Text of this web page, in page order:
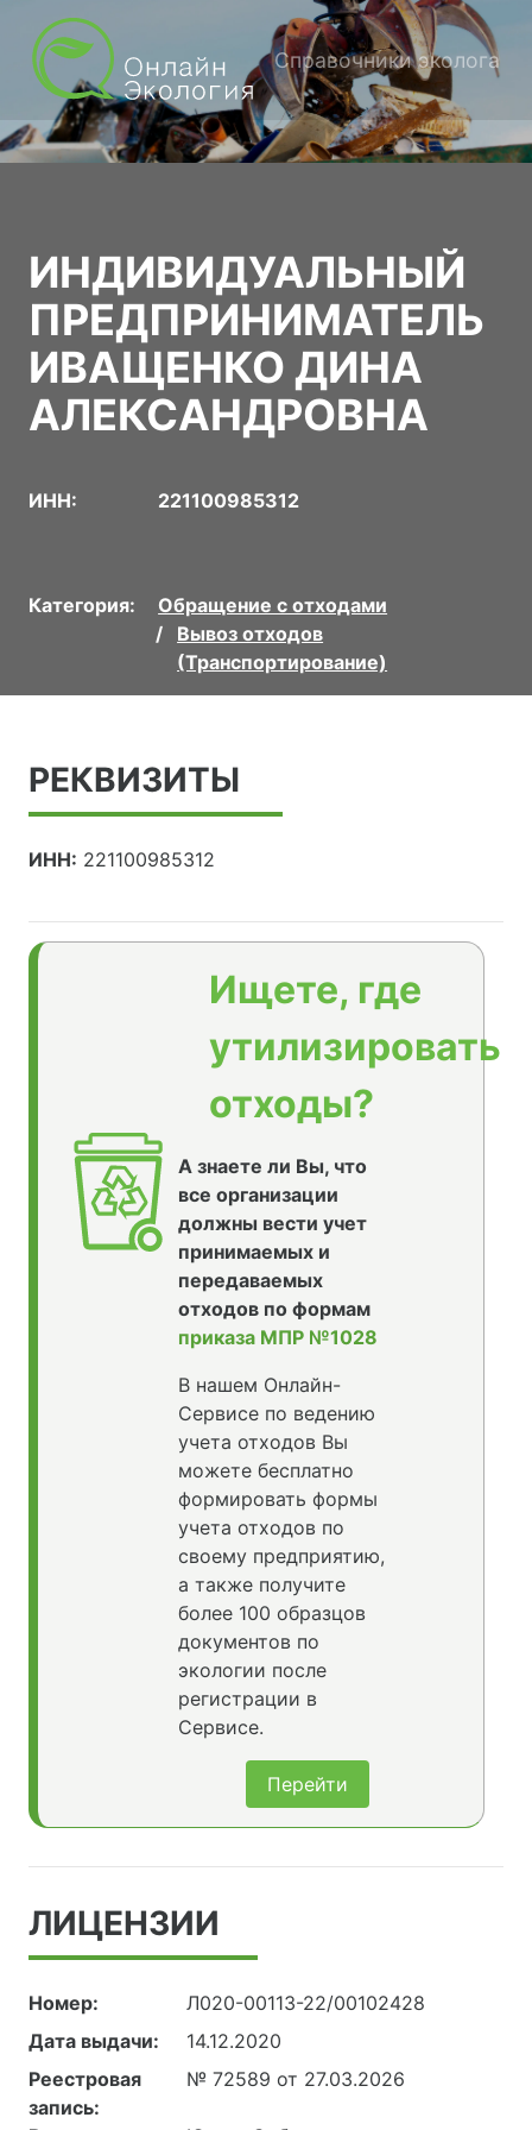
Справочники эколога
ИНДИВИДУАЛЬНЫЙ
ПРЕДПРИНИМАТЕЛЬ
ИВАЩЕНКО ДИНА
АЛЕКСАНДРОВНА
ИНН: 221100985312
Категория:
Обращение с отходами
Вывоз отходов
(Транспортирование)
РЕКВИЗИТЫ
ИНН: 221100985312
Ищете, где
утилизировать
отходы?
А знаете ли Вы, что
все организации
должны вести учет
принимаемых и
передаваемых
отходов по формам
приказа МПР №1028
В нашем Онлайн-
Сервисе по ведению
учета отходов Вы
можете бесплатно
формировать формы
учета отходов по
своему предприятию,
а также получите
более 100 образцов
документов по
экологии после
регистрации в
Сервисе.
Перейти
ЛИЦЕНЗИИ
Номер:
Л020-00113-22/00102428
Дата выдачи:
14.12.2020
Реестровая
запись:
№ 72589 от 27.03.2026